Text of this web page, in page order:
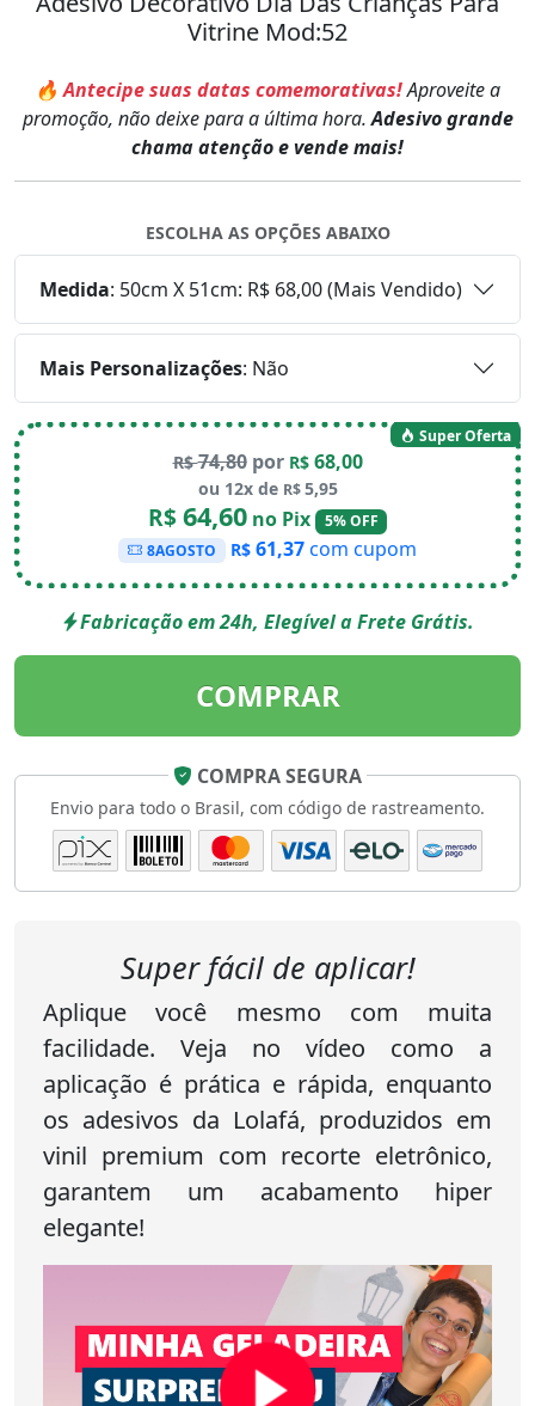
Vitrine Mod:52
🔥 Antecipe suas datas comemorativas!Aproveite a
promoção, não deixe para a última hora.Adesivo grande
chama atenção e vende mais!
ESCOLHA AS OPÇÕES ABAIXO
Medida: 50cm X 51cm: R$ 68,00 (Mais Vendido)
Mais Personalizações: Não
Super Oferta
R$74,80por R$ 68,00
ou 12x de R$5,95
R$64,60no Pix
5% OFF
8AGOSTO
R$ 61,37com cupom
Fabricação em 24h, Elegível a Frete Grátis.
COMPRAR
COMPRA SEGURA
Envio para todo o Brasil, com código de rastreamento.
Super fácil de aplicar!
Aplique você mesmo com muita
facilidade. Veja no vídeo como a
aplicação é prática e rápida, enquanto
os adesivos da Lolafá, produzidos em
vinil premium com recorte eletrônico,
garantem um acabamento hiper
elegante!